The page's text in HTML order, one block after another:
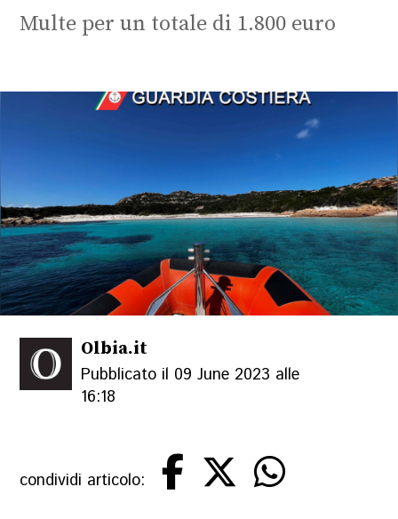
Multe per un totale di 1.800 euro
Olbia.it
Pubblicato il 09 June 2023 alle
16:18
condividi articolo: